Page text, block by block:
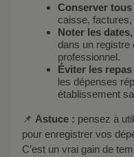
Conserver
caisse,
Noter les
dans un registre
professionnel.
Éviter les
les dépenses
établissement
Astuce : pensez à
pour enregistrer vos
C’est un vrai gain de